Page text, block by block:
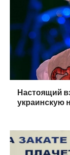
Настоящий
украинскую